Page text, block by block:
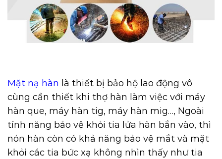
Mặt nạ hàn là thiết bị bảo hộ lao động vô
cùng cần thiết khi thợ hàn làm việc với máy
hàn que, máy hàn tig, máy hàn mig…, Ngoài
tính năng bảo vệ khỏi tia lửa hàn bắn vào, thì
nón hàn còn có khả năng bảo vệ mắt và mặt
khỏi các tia bức xạ không nhìn thấy như tia